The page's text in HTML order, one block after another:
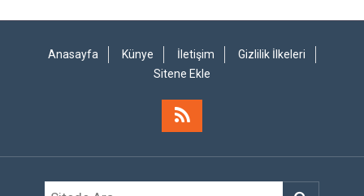
Anasayfa Künye İletişim
Gizlilik İlkeleri
Sitene Ekle